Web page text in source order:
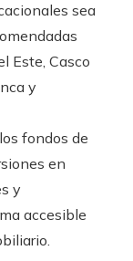
sea
Este, Casco
y
los fondos de
en
y
accesible